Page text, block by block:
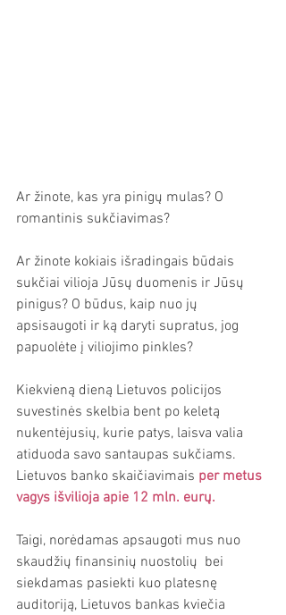
Ar žinote, kas yra pinigų mulas? O
romantinis sukčiavimas?
Ar žinote kokiais išradingais būdais
sukčiai vilioja Jūsų duomenis ir Jūsų
pinigus? O būdus, kaip nuo jų
apsisaugoti ir ką daryti supratus, jog
papuolėte į viliojimo pinkles?
Kiekvieną dieną Lietuvos policijos
suvestinės skelbia bent po keletą
nukentėjusių, kurie patys, laisva valia
atiduoda savo santaupas sukčiams.
Lietuvos banko skaičiavimais per metus
vagys išvilioja apie 12 mln. eurų.
Taigi, norėdamas apsaugoti mus nuo
skaudžių finansinių nuostolių  bei
siekdamas pasiekti kuo platesnę
auditoriją, Lietuvos bankas kviečia